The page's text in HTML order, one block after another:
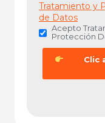
Tratamiento y
de Datos
Acepto
Protección
Clic